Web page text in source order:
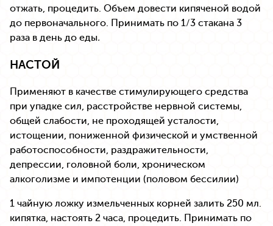
отжать, процедить. Объем довести кипяченой водой
до первоначального. Принимать по 1/3 стакана 3
раза в день до еды.
НАСТОЙ
Применяют в качестве стимулирующего средства
при упадке сил, расстройстве нервной системы,
общей слабости, не проходящей усталости,
истощении, пониженной физической и умственной
работоспособности, раздражительности,
депрессии, головной боли, хроническом
алкоголизме и импотенции (половом бессилии)
1 чайную ложку измельченных корней залить 250 мл.
кипятка, настоять 2 часа, процедить. Принимать по